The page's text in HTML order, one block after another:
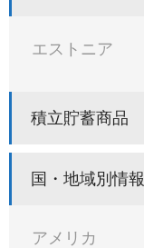
エストニア
積立貯蓄商品
国・地域別情報
アメリカ